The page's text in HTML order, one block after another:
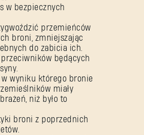
w bezpiecznych
przemieńców
broni, zmniejszając
do zabicia ich.
przeciwników będących
w wyniku którego bronie
miały
niż było to
broni z poprzednich